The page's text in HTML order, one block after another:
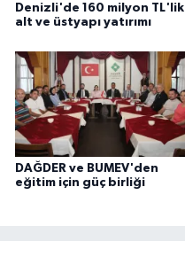
Denizli'de 160 milyon TL'lik
alt ve üstyapı yatırımı
DAĞDER ve BUMEV'den
eğitim için güç birliği